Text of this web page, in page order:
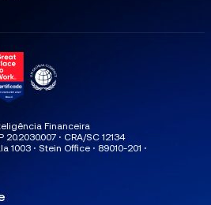
Financeira
20.2030.007 ⋅ CRA/SC 12134
1003 ⋅ Stein Office ⋅ 89010-201 ⋅